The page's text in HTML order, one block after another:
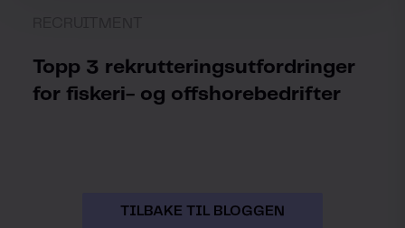
Topp 3 rekrutteringsutfordringer
for fiskeri- og offshorebedrifter
TILBAKE TIL BLOGGEN